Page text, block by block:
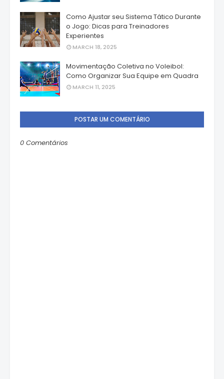
Como Ajustar seu Sistema Tático Durante
o Jogo: Dicas para Treinadores
Experientes
MARCH 18, 2025
Movimentação Coletiva no Voleibol:
Como Organizar Sua Equipe em Quadra
MARCH 11, 2025
POSTAR UM COMENTÁRIO
0 Comentários